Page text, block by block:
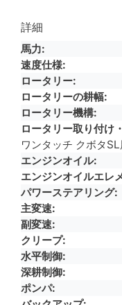
詳細
馬力
速度仕様
ロータリー
ロータリーの耕幅
ロータリー機構
ロータリー取り付け
ワンタッチ クボタSL
エンジンオイル
エンジンオイルエレ
パワーステアリング
主変速
副変速
クリープ
水平制御
深耕制御
ポンパ